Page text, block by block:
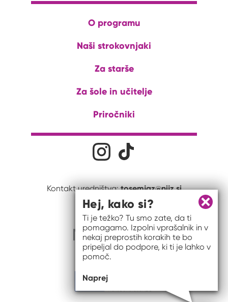
O programu
Naši strokovnjaki
Za starše
Za šole in učitelje
Priročniki
Družabna omrežjaNa naš Instagram profil
Kontakt uredništva:tosemjaz@nijz.si
Zapri
Hej, kako si?
Ti je težko? Tu smo zate, da ti
pomagamo. Izpolni vprašalnik in v
nekaj preprostih korakih te bo
pripeljal do podpore, ki ti je lahko v
pomoč.
Naprej